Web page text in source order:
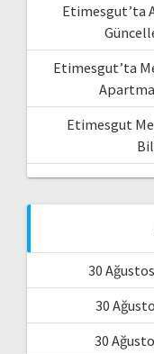
Etimesgut’ta
Etimesgut’ta
Etimesgut
30
30
30